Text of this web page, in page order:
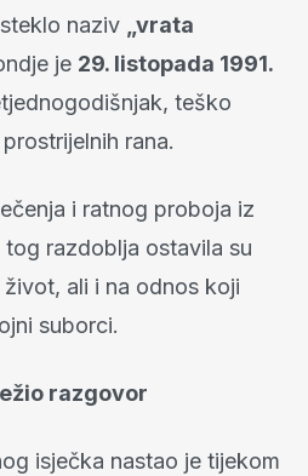
naziv
„vrata
je 29. listopada 1991.
teško
rana.
i ratnog proboja iz
razdoblja ostavila su
ali i na odnos koji
suborci.
razgovor
isječka nastao je tijekom